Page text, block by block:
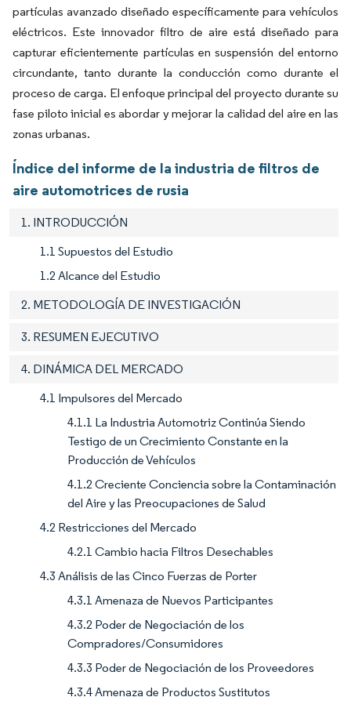
partículas avanzado diseñado específicamente para vehículos
eléctricos. Este innovador filtro de aire está diseñado para
capturar eficientemente partículas en suspensión del entorno
circundante, tanto durante la conducción como durante el
proceso de carga. El enfoque principal del proyecto durante su
fase piloto inicial es abordar y mejorar la calidad del aire en las
zonas urbanas.
Índice del informe de la industria de filtros de
aire automotrices de rusia
1. INTRODUCCIÓN
1.1 Supuestos del Estudio
1.2 Alcance del Estudio
2. METODOLOGÍA DE INVESTIGACIÓN
3. RESUMEN EJECUTIVO
4. DINÁMICA DEL MERCADO
4.1 Impulsores del Mercado
4.1.1 La Industria Automotriz Continúa Siendo
Testigo de un Crecimiento Constante en la
Producción de Vehículos
4.1.2 Creciente Conciencia sobre la Contaminación
del Aire y las Preocupaciones de Salud
4.2 Restricciones del Mercado
4.2.1 Cambio hacia Filtros Desechables
4.3 Análisis de las Cinco Fuerzas de Porter
4.3.1 Amenaza de Nuevos Participantes
4.3.2 Poder de Negociación de los
Compradores/Consumidores
4.3.3 Poder de Negociación de los Proveedores
4.3.4 Amenaza de Productos Sustitutos